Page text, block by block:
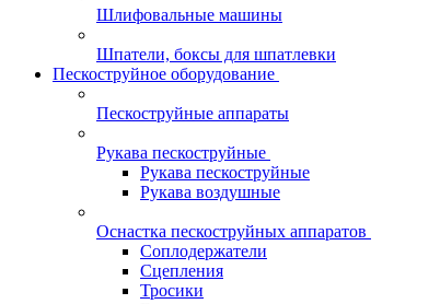
Шлифовальные машины
Шпатели, боксы для шпатлевки
Пескоструйное оборудование
Пескоструйные аппараты
Рукава пескоструйные
Рукава пескоструйные
Рукава воздушные
Оснастка пескоструйных аппаратов
Соплодержатели
Сцепления
Тросики